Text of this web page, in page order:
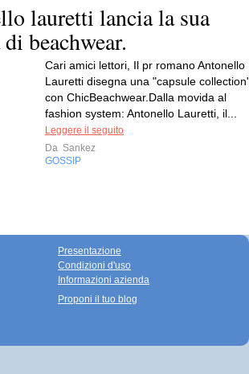
lauretti lancia la sua
beachwear.
Cari amici lettori, Il pr romano Antonello
Lauretti disegna una "capsule
con ChicBeachwear.Dalla movida al
fashion system: Antonello Lauretti, il...
Leggere il seguito
Da Sankez
GOSSIP
Presentazione
Condizioni d'uso
Informazioni azienda
Proponi il tuo blog